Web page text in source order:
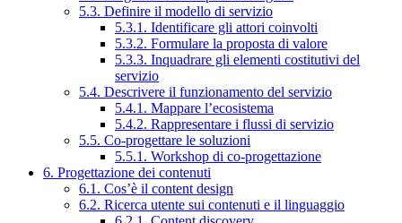
5.3. Definire il modello di servizio
5.3.1. Identificare gli attori coinvolti
5.3.2. Formulare la proposta di valore
5.3.3. Inquadrare gli elementi costitutivi del
servizio
5.4. Descrivere il funzionamento del servizio
5.4.1. Mappare l’ecosistema
5.4.2. Rappresentare i flussi di servizio
5.5. Co-progettare le soluzioni
5.5.1. Workshop di co-progettazione
6. Progettazione dei contenuti
6.1. Cos’è il content design
6.2. Ricerca utente sui contenuti e il linguaggio